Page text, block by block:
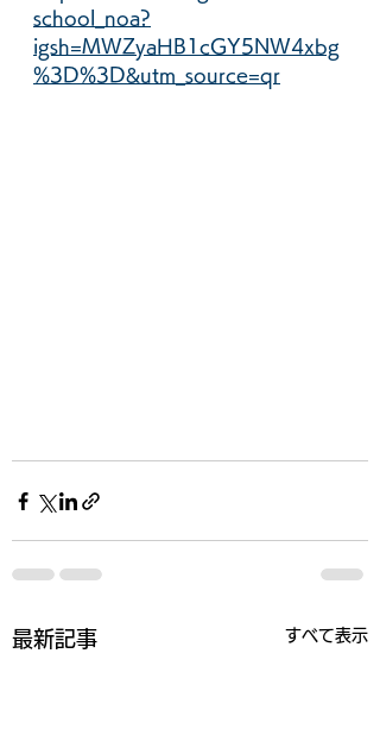
school_noa?
igsh=MWZyaHB1cGY5NW4xbg
%3D%3D&utm_source=qr
最新記事 すべて表示